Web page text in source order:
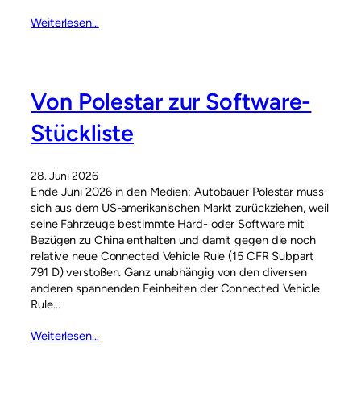
Weiterlesen…
Von Polestar zur Software-
Stückliste
28. Juni 2026
Ende Juni 2026 in den Medien: Autobauer Polestar muss
sich aus dem US-amerikanischen Markt zurückziehen, weil
seine Fahrzeuge bestimmte Hard- oder Software mit
Bezügen zu China enthalten und damit gegen die noch
relative neue Connected Vehicle Rule (15 CFR Subpart
791 D) verstoßen. Ganz unabhängig von den diversen
anderen spannenden Feinheiten der Connected Vehicle
Rule…
Weiterlesen…